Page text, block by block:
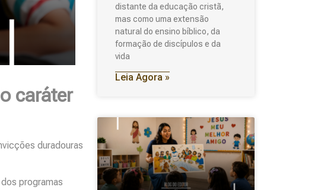
caráter
duradouras
programas
distante da educação cristã,
mas como uma extensão
natural do ensino bíblico, da
formação de discípulos e da
vida
Leia Agora »